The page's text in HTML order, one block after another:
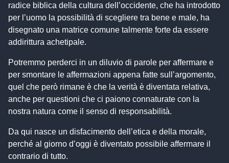
radice biblica della cultura dell’occidente, che ha introdotto
per l’uomo la possibilità di scegliere tra bene e male, ha
disegnato una matrice comune talmente forte da essere
addirittura achetipale.
Potremmo perderci in un diluvio di parole per affermare e
per smontare le affermazioni appena fatte sull’argomento,
quel che però rimane è che la verità è diventata relativa,
anche per questioni che ci paiono connaturate con la
nostra natura come il senso di responsabilità.
Da qui nasce un disfacimento dell’etica e della morale,
perché al giorno d’oggi è diventato possibile affermare il
contrario di tutto.